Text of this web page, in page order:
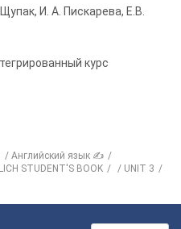
Щупак, И. А. Пискарева, Е.В.
курс
Английский язык ✍
STUDENT'S BOOK
UNIT 3